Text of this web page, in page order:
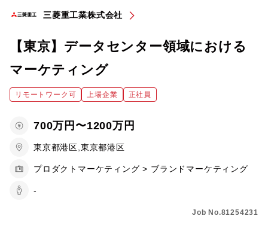
三菱重工業株式会社
【東京】データセンター領域における
マーケティング
リモートワーク可 上場企業 正社員
700万円〜1200万円
東京都港区,東京都港区
プロダクトマーケティング > ブランドマーケティング
-
Job No.81254231